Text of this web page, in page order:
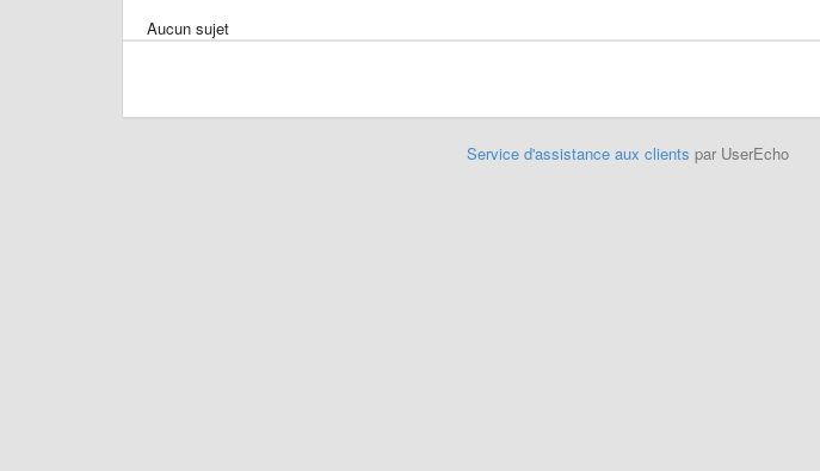
Aucun sujet
Service d'assistance aux clients par UserEcho